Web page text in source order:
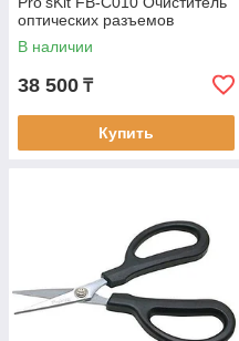
оптических разъемов
В наличии
38 500 ₸
Купить